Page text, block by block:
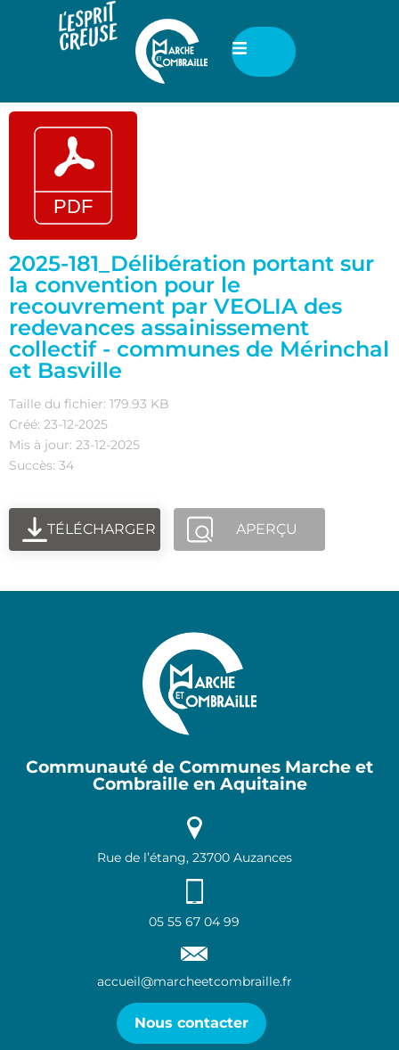
2025-181_Délibération portant sur
la convention pour le
recouvrement par VEOLIA des
redevances assainissement
collectif - communes de Mérinchal
et Basville
Taille du fichier: 179.93 KB
Créé: 23-12-2025
Mis à jour: 23-12-2025
Succès: 34
TÉLÉCHARGER APERÇU
Communauté de Communes Marche et
Combraille en Aquitaine
Rue de l’étang, 23700 Auzances
05 55 67 04 99
accueil@marcheetcombraille.fr
Nous contacter